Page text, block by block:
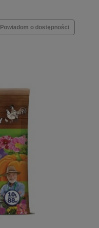
Powiadom o dostępności